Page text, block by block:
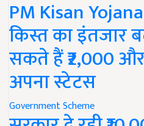
PM Kisan
किस्त का इंतजार
सकते हैं ₹2,000
अपना स्टेटस
Government Scheme